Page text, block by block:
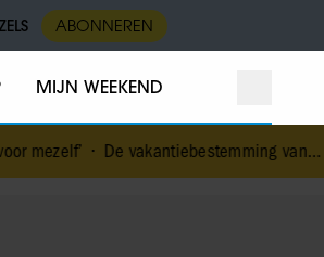
ABONNEREN
MIJN WEEKEND
vakantiebestemming van… Nicolette van